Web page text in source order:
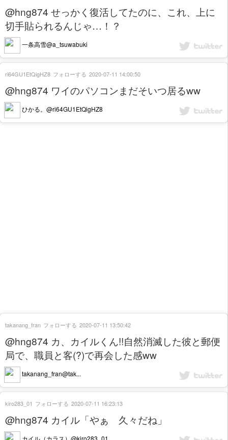
@hng874 せっかく復活してたのに、これ、上に
切手貼られるんじゃ…！？
一条高雪@a_tsuwabuki
@hng874 ワイのパソコンまだそいつ居るww
ひかる。@ri64GU1EtQigHZ8
ri64GU1EtQigHZ8 フォローする 2020-07-11 14:00:50
@hng874 カ、カイルくん!!自然消滅した彼と郵便
局で、職員と客(?)で再会した感ww
takanang_fran@tak...
takanang_fran フォローする 2020-07-11 13:50:42
@hng874 カイル「やぁ 久々だね」
カイル（カラス）@kiro283_01
kiro283_01 フォローする 2020-07-11 16:23:13